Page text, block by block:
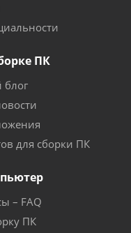
ПК
для сборки ПК
– FAQ
ПК